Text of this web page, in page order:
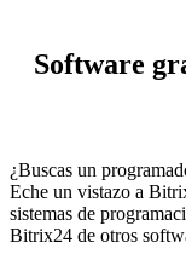
Software
¿Buscas un
Eche un vistazo a
sistemas de
Bitrix24 de otros